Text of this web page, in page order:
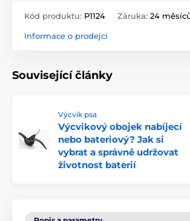
Kód produktu: P1124 Záruka: 24
Informace o prodejci
Související články
Výcvik psa
Výcvikový obojek nabíjecí
nebo bateriový? Jak si
vybrat a správně udržovat
životnost baterií